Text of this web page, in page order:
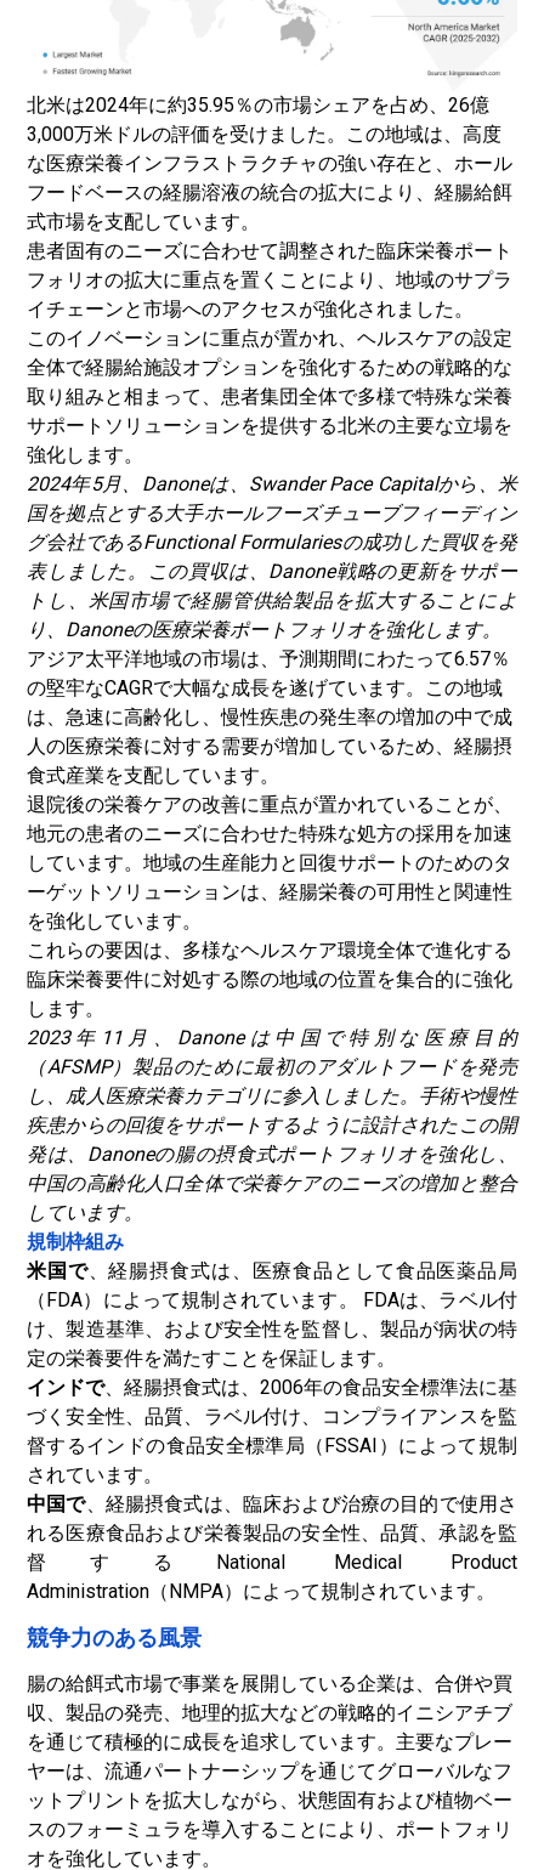
北米は2024年に約35.95％の市場シェアを占め、26億
3,000万米ドルの評価を受けました。この地域は、高度
な医療栄養インフラストラクチャの強い存在と、ホール
フードベースの経腸溶液の統合の拡大により、経腸給餌
式市場を支配しています。
患者固有のニーズに合わせて調整された臨床栄養ポート
フォリオの拡大に重点を置くことにより、地域のサプラ
イチェーンと市場へのアクセスが強化されました。
このイノベーションに重点が置かれ、ヘルスケアの設定
全体で経腸給施設オプションを強化するための戦略的な
取り組みと相まって、患者集団全体で多様で特殊な栄養
サポートソリューションを提供する北米の主要な立場を
強化します。
2024年5月、Danoneは、Swander Pace Capitalから、米
国を拠点とする大手ホールフーズチューブフィーディン
グ会社であるFunctional Formulariesの成功した買収を発
表しました。この買収は、Danone戦略の更新をサポー
トし、米国市場で経腸管供給製品を拡大することによ
り、Danoneの医療栄養ポートフォリオを強化します。
アジア太平洋地域の市場は、予測期間にわたって6.57％
の堅牢なCAGRで大幅な成長を遂げています。この地域
は、急速に高齢化し、慢性疾患の発生率の増加の中で成
人の医療栄養に対する需要が増加しているため、経腸摂
食式産業を支配しています。
退院後の栄養ケアの改善に重点が置かれていることが、
地元の患者のニーズに合わせた特殊な処方の採用を加速
しています。地域の生産能力と回復サポートのためのタ
ーゲットソリューションは、経腸栄養の可用性と関連性
を強化しています。
これらの要因は、多様なヘルスケア環境全体で進化する
臨床栄養要件に対処する際の地域の位置を集合的に強化
します。
2023年11月、Danoneは中国で特別な医療目的
（AFSMP）製品のために最初のアダルトフードを発売
し、成人医療栄養カテゴリに参入しました。手術や慢性
疾患からの回復をサポートするように設計されたこの開
発は、Danoneの腸の摂食式ポートフォリオを強化し、
中国の高齢化人口全体で栄養ケアのニーズの増加と整合
しています。
規制枠組み
米国で、経腸摂食式は、医療食品として食品医薬品局
（FDA）によって規制されています。 FDAは、ラベル付
け、製造基準、および安全性を監督し、製品が病状の特
定の栄養要件を満たすことを保証します。
インドで、経腸摂食式は、2006年の食品安全標準法に基
づく安全性、品質、ラベル付け、コンプライアンスを監
督するインドの食品安全標準局（FSSAI）によって規制
されています。
中国で、経腸摂食式は、臨床および治療の目的で使用さ
れる医療食品および栄養製品の安全性、品質、承認を監
督するNational Medical Product
Administration（NMPA）によって規制されています。
競争力のある風景
腸の給餌式市場で事業を展開している企業は、合併や買
収、製品の発売、地理的拡大などの戦略的イニシアチブ
を通じて積極的に成長を追求しています。主要なプレー
ヤーは、流通パートナーシップを通じてグローバルなフ
ットプリントを拡大しながら、状態固有および植物ベー
スのフォーミュラを導入することにより、ポートフォリ
オを強化しています。